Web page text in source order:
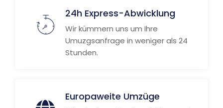
24h Express-Abwicklung
Wir kümmern uns um Ihre
Umuzgsanfrage in weniger als 24
Stunden.
Europaweite Umzüge